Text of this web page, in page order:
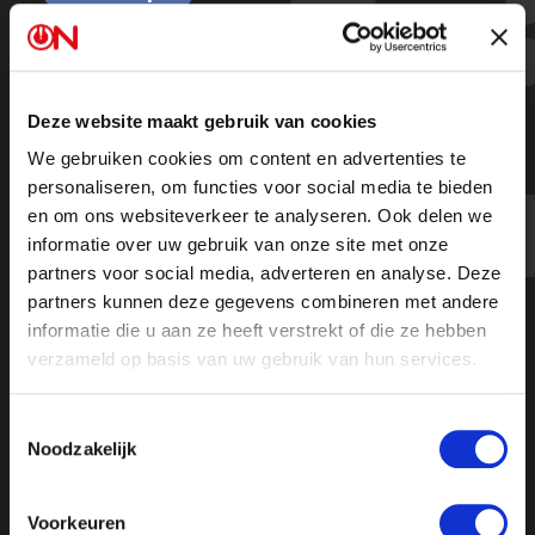
Deze website maakt gebruik van cookies
We gebruiken cookies om content en advertenties te
personaliseren, om functies voor social media te bieden
en om ons websiteverkeer te analyseren. Ook delen we
informatie over uw gebruik van onze site met onze
partners voor social media, adverteren en analyse. Deze
partners kunnen deze gegevens combineren met andere
informatie die u aan ze heeft verstrekt of die ze hebben
verzameld op basis van uw gebruik van hun services.
Noodzakelijk
Voorkeuren
"De Meesten Komen Verslaafd
Binnen" – De Schokkende Realiteit
Dagelijkse steek- en vechtpartijen op het AZC in Ter
Apel.
Medewerker spreekt zich uit: 'Ik vind dat iedereen
recht heeft op de waarheid.'